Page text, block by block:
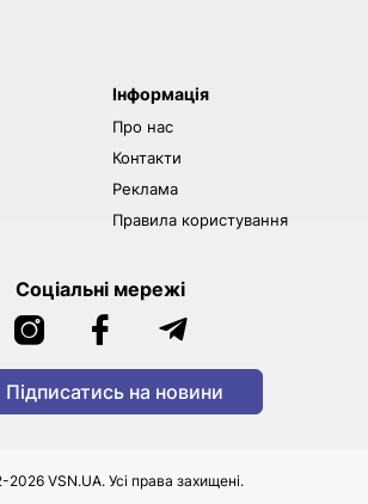
Інформація
Про нас
Контакти
Реклама
Правила користування
Соціальні мережі
Підписатись на новини
2026 VSN.UA. Усі права захищені.